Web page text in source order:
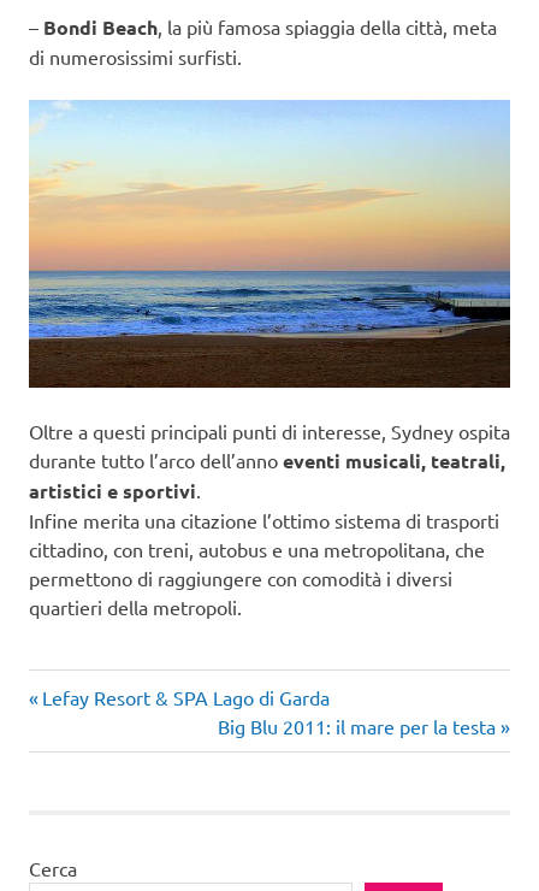
– Bondi Beach , la più famosa spiaggia della città, meta
di numerosissimi surfisti.
Oltre a questi principali punti di interesse, Sydney ospita
durante tutto l’arco dell’anno eventi musicali, teatrali,
artistici e sportivi.
Infine merita una citazione l’ottimo sistema di trasporti
cittadino, con treni, autobus e una metropolitana, che
permettono di raggiungere con comodità i diversi
quartieri della metropoli.
Navigazione
articoli
Articolo
Lefay Resort & SPA Lago di Garda
Articolo
successivo:
Big Blu 2011: il mare per la testa
Cerca